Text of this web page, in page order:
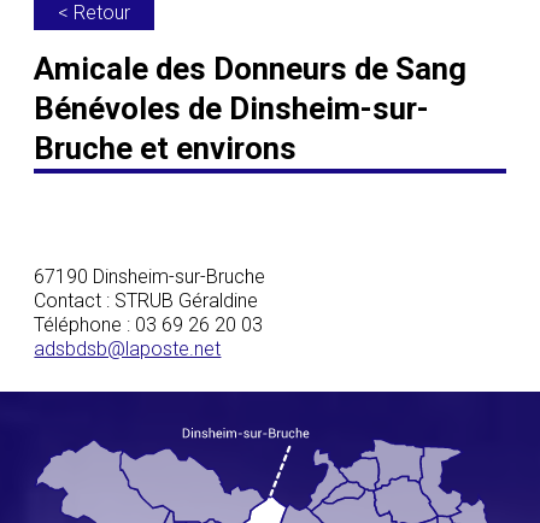
< Retour
Amicale des Donneurs de Sang
Bénévoles de Dinsheim-sur-
Bruche et environs
67190 Dinsheim-sur-Bruche
Contact : STRUB Géraldine
Téléphone : 03 69 26 20 03
adsbdsb@laposte.net